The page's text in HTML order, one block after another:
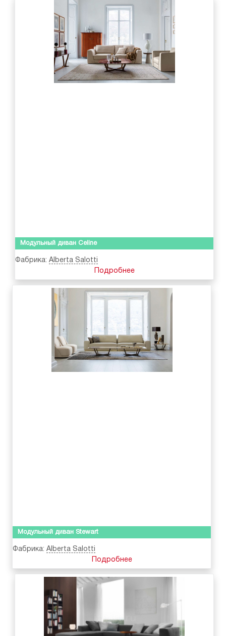
Модульный диван Celine
Фабрика: Alberta Salotti
Подробнее
Модульный диван Stewart
Фабрика: Alberta Salotti
Подробнее